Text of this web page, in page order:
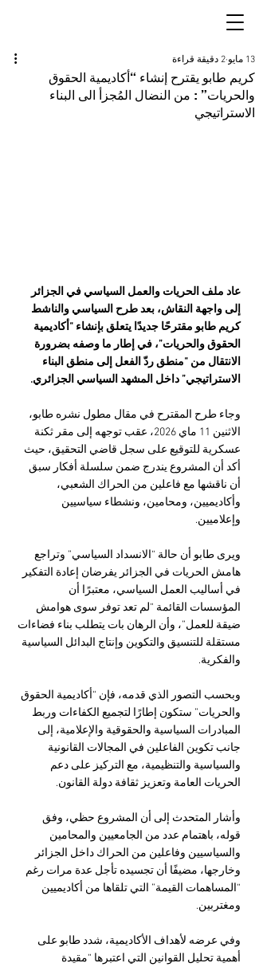
كريم طابو يقترح إنشاء “أكاديمية الحقوق
والحريات” : من النضال المُجزأ الى البناء
الاستراتيجي
13 مايو 2 دقيقة قراءة
عاد ملف الحريات والعمل السياسي في الجزائر
إلى واجهة النقاش، بعد طرح السياسي والناشط
كريم طابو مقترحًا جديدًا يتعلق بإنشاء “أكاديمية
الحقوق والحريات”، في إطار ما وصفه بضرورة
الانتقال من “منطق ردّ الفعل إلى منطق البناء
الاستراتيجي” داخل المشهد السياسي الجزائري.
وجاء طرح المقترح في مقال مطول نشره طابو،
الاثنين 11 ماي 2026، عقب توجهه إلى مقر ثكنة
عسكرية للتوقيع على سجل قاضي التحقيق، حيث
أكد أن المشروع يندرج ضمن سلسلة أفكار سبق
أن ناقشها مع فاعلين من الحراك الشعبي،
وأكاديميين، ومحامين، ونشطاء سياسيين
وإعلاميين.
ويرى طابو أن حالة “الانسداد السياسي” وتراجع
هامش الحريات في الجزائر يفرضان إعادة التفكير
في أساليب العمل السياسي، معتبرًا أن
المؤسسات القائمة “لم تعد توفر سوى هوامش
ضيقة للعمل”، وأن الرهان بات يتطلب بناء فضاءات
مستقلة للتنسيق والتكوين وإنتاج البدائل السياسية
والفكرية.
وبحسب التصور الذي قدمه، فإن “أكاديمية الحقوق
والحريات” ستكون إطارًا لتجميع الكفاءات وربط
المبادرات السياسية والحقوقية والإعلامية، إلى
جانب تكوين الفاعلين في المجالات القانونية
والسياسية والتنظيمية، مع التركيز على دعم
الحريات العامة وتعزيز ثقافة دولة القانون.
وأشار المتحدث إلى أن المشروع حظي، وفق
قوله، باهتمام عدد من الجامعيين والمحامين
والسياسيين وفاعلين من الحراك داخل الجزائر
وخارجها، مضيفًا أن تجسيده تأجل عدة مرات رغم
“المساهمات القيمة” التي تلقاها من أكاديميين
ومغتربين.
وفي عرضه لأهداف الأكاديمية، شدد طابو على
أهمية تحليل القوانين التي اعتبرها “مقيدة